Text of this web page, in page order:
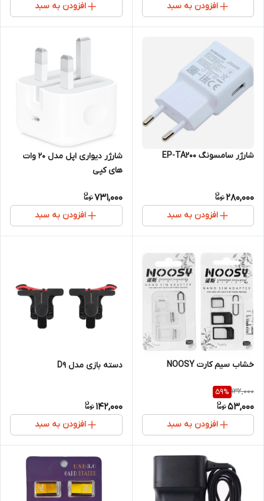
افزودن به سبد افزودن به سبد
شارژر سامسونگ EP-TA200
280,000
افزودن به سبد
شارژر دیواری اپل مدل 20 وات
های کپی
731,000
افزودن به سبد
خشاب سیم کارت NOOSY
132,000
59%
53,000
افزودن به سبد
دسته بازی مدل D9
142,000
افزودن به سبد